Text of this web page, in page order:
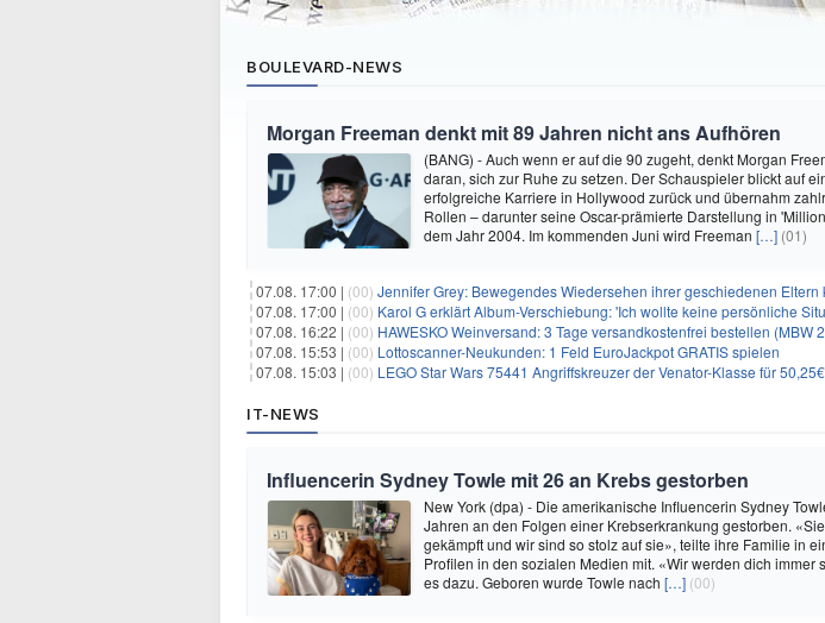
BOULEVARD-NEWS
Morgan Freeman denkt mit 89 Jahren nicht ans Aufhören
(BANG) - Auch wenn er auf die 90 zugeht, denkt Morgan
daran, sich zur Ruhe zu setzen. Der Schauspieler blickt auf
erfolgreiche Karriere in Hollywood zurück und übernahm
Rollen – darunter seine Oscar-prämierte Darstellung in
dem Jahr 2004. Im kommenden Juni wird Freeman […] (01)
07.08. 17:00 | (00) Jennifer Grey: Bewegendes Wiedersehen ihrer geschiedenen Eltern kurz
07.08. 17:00 | (00) Karol G erklärt Album-Verschiebung: 'Ich wollte keine persönliche
07.08. 16:22 | (00) HAWESKO Weinversand: 3 Tage versandkostenfrei bestellen (MBW
07.08. 15:53 | (00) Lottoscanner-Neukunden: 1 Feld EuroJackpot GRATIS spielen
07.08. 15:03 | (00) LEGO Star Wars 75441 Angriffskreuzer der Venator-Klasse für 50,25€
IT-NEWS
Influencerin Sydney Towle mit 26 an Krebs gestorben
New York (dpa) - Die amerikanische Influencerin Sydney
Jahren an den Folgen einer Krebserkrankung gestorben.
gekämpft und wir sind so stolz auf sie», teilte ihre Familie in
Profilen in den sozialen Medien mit. «Wir werden dich immer
es dazu. Geboren wurde Towle nach […] (00)